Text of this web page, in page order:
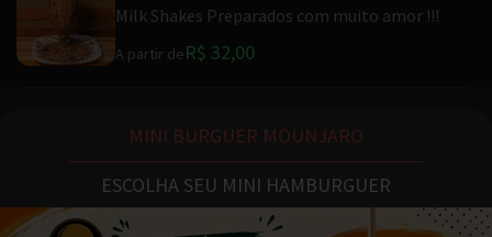
Milk Shakes Preparados com muito amor !!!
A partir deR$ 32,00
MINI BURGUER MOUNJARO
ESCOLHA SEU MINI HAMBURGUER